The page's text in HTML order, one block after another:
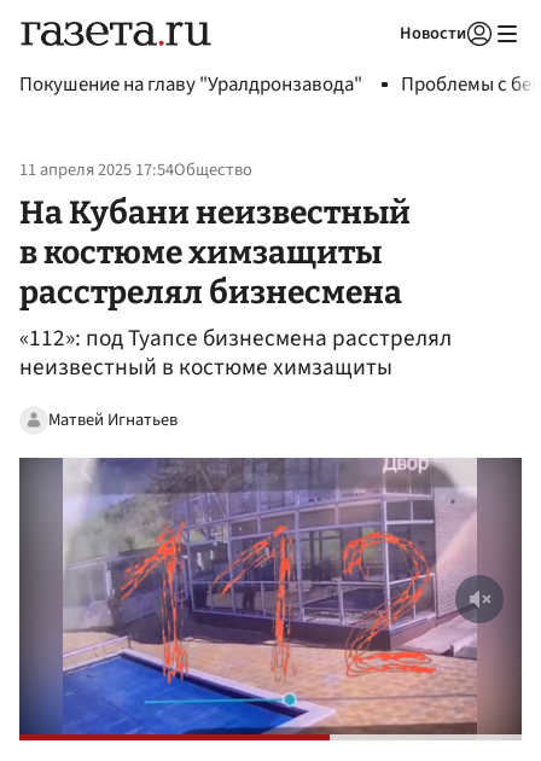
Новости
Покушение на главу "Уралдронзавода" Проблемы с
11 апреля 2025 17:54Общество
На Кубани неизвестный
в костюме химзащиты
расстрелял бизнесмена
«112»: под Туапсе бизнесмена расстрелял
неизвестный в костюме химзащиты
Матвей Игнатьев